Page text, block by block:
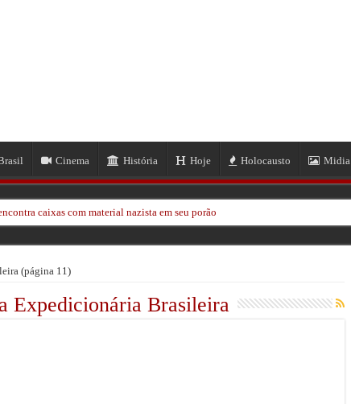
Cinema História Hoje Holocausto Midia
caixas com material nazista em seu porão
de Neil Frye na Segunda Guerra Mundial
(página 11)
Expedicionária Brasileira